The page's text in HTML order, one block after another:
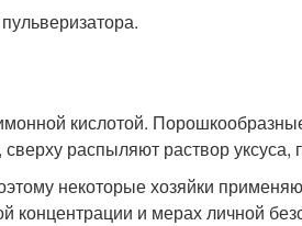
кислотой.
распыляют раствор
некоторые хозяйки
концентрации и мерах личной